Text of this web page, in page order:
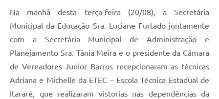
Na manhã desta terça-feira (20/08), a Secretária
Municipal da Educação Sra. Luciane Furtado juntamente
com a Secretária Municipal de Administração e
Planejamento Sra. Tânia Meira e o presidente da Câmara
de Vereadores Junior Barros recepcionaram as técnicas
Adriana e Michelle da ETEC – Escola Técnica Estadual de
Itararé, que realizaram vistorias nas dependências da